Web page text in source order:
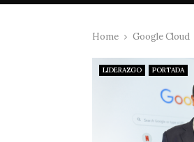
Home Google Cloud
LIDERAZGO PORTADA